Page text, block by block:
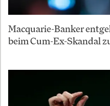
Macquarie-Banker
beim Cum-Ex-Skandal